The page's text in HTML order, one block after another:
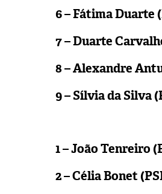
6 – Fátima Duarte
7 – Duarte
8 – Alexandre
9 – Sílvia da Silva
1 – João Tenreiro
2 – Célia Bonet